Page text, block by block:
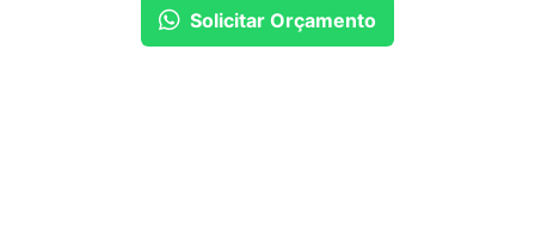
Solicitar Orçamento